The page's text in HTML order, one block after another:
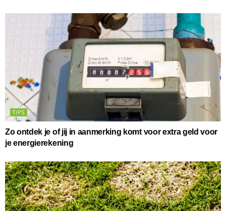
TIPS
Zo ontdek je of jij in aanmerking komt voor extra geld voor
je energierekening